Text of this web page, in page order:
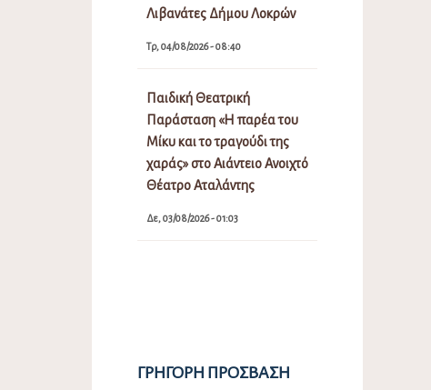
Λιβανάτες Δήμου Λοκρών
Τρ, 04/08/2026 - 08:40
Παιδική Θεατρική
Παράσταση «Η παρέα του
Μίκυ και το τραγούδι της
χαράς» στο Αιάντειο Ανοιχτό
Θέατρο Αταλάντης
Δε, 03/08/2026 - 01:03
ΓΡΉΓΟΡΗ ΠΡΌΣΒΑΣΗ